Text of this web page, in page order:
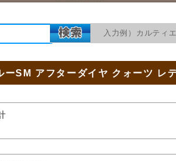
入力例）カルテ
SM アフターダイヤ クォーツ レ